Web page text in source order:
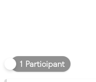
1 Participant